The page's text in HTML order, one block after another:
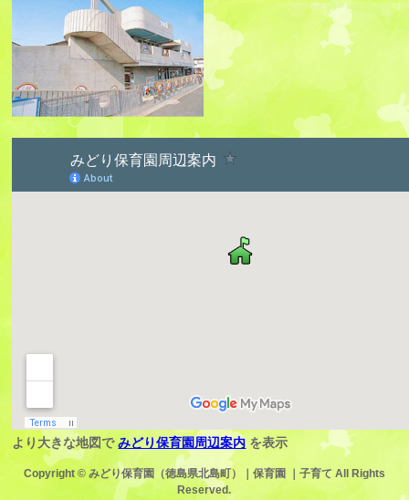
より大きな地図でみどり保育園周辺案内 を表示
Copyright © みどり保育園（徳島県北島町）｜保育園 ｜子育て All Rights
Reserved.